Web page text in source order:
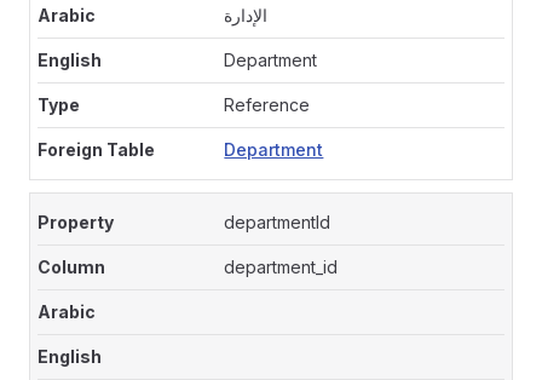
الإدارة
Department
Reference
Department
departmentId
department_id